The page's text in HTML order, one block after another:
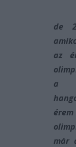
de
az
a
már